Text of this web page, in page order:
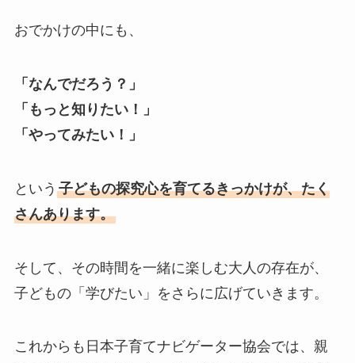
おでかけの中にも、
「なんでだろう？」
「もっと知りたい！」
「やってみたい！」
という 子どもの探究心を育てるきっかけが、たく
さんあります。
そして、その時間を一緒に楽しむ大人の存在が、
子どもの「学びたい」をさらに広げていきます。
これからも日本子育てナビゲーター協会では、親